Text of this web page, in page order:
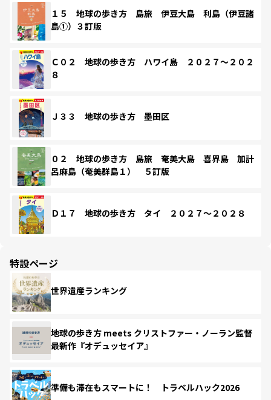
１５ 地球の歩き方 島旅 伊豆大島 利島（伊豆諸
島①）３訂版
Ｃ０２ 地球の歩き方 ハワイ島 ２０２７～２０２
８
Ｊ３３ 地球の歩き方 墨田区
０２ 地球の歩き方 島旅 奄美大島 喜界島 加計
呂麻島（奄美群島１） ５訂版
Ｄ１７ 地球の歩き方 タイ ２０２７～２０２８
特設ページ
世界遺産ランキング
地球の歩き方 meets クリストファー・ノーラン監督
最新作『オデュッセイア』
準備も滞在もスマートに！ トラベルハック2026